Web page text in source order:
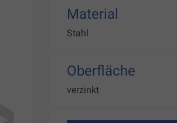
Material
Stahl
Oberfläche
verzinkt